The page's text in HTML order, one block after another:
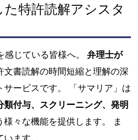
特許読解アシスタ
感じている皆様へ。 弁理士が
文書読解の時間短縮と理解の深
ービスです。 「サマリア」は
付与、スクリーニング、発明
々な機能を提供します。 ま